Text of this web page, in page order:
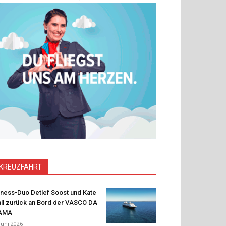
KREUZFAHRT
Duo Detlef Soost und Kate
zurück an Bord der VASCO DA
2026